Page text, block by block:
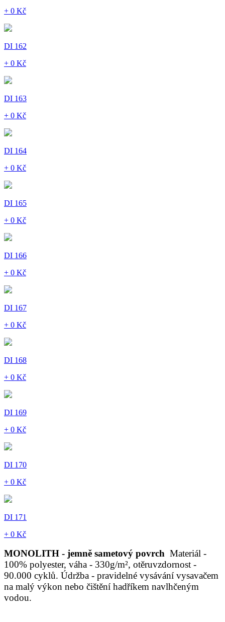
+ 0 Kč
DI 162
+ 0 Kč
DI 163
+ 0 Kč
DI 164
+ 0 Kč
DI 165
+ 0 Kč
DI 166
+ 0 Kč
DI 167
+ 0 Kč
DI 168
+ 0 Kč
DI 169
+ 0 Kč
DI 170
+ 0 Kč
DI 171
+ 0 Kč
MONOLITH - jemně sametový povrch Materiál -
100% polyester, váha - 330g/m², otěruvzdornost -
90.000 cyklů. Údržba - pravidelné vysávání vysavačem
na malý výkon nebo čištění hadříkem navlhčeným
vodou.